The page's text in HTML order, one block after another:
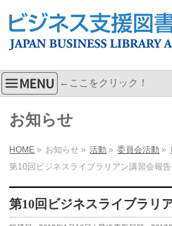
←ここをクリック！
お知らせ
HOME » お知らせ » 活動 » 委員会活動 »
第10回ビジネスライブラリアン講習会報告
第10回ビジネスライブラリ